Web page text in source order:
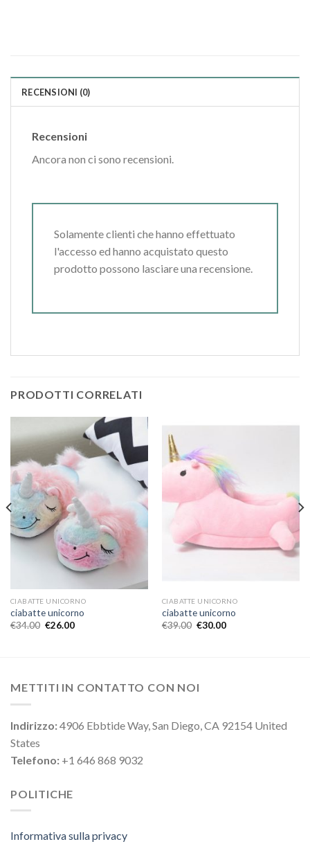
RECENSIONI (0)
Recensioni
Ancora non ci sono recensioni.
Solamente clienti che hanno effettuato
l'accesso ed hanno acquistato questo
prodotto possono lasciare una recensione.
PRODOTTI CORRELATI
CIABATTE UNICORNO
ciabatte unicorno
€34.00 €26.00
CIABATTE UNICORNO
ciabatte unicorno
€39.00 €30.00
METTITI IN CONTATTO CON NOI
Indirizzo:4906 Ebbtide Way, San Diego, CA 92154 United
States
Telefono: +1 646 868 9032
POLITICHE
Informativa sulla privacy